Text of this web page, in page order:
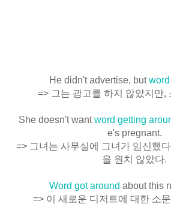
He didn't advertise, but
=> 그는 광고를 하지 않았지만,
She doesn't wantword getting
e's pregnant.
=> 그녀는 사무실에 그녀가 임신했
을 원치 않았다.
Word got around about this
=> 이 새로운 디저트에 대한 소